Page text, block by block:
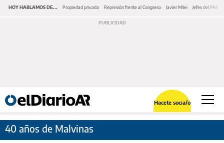
HOY HABLAMOS DE... Propiedad privada Represión frente al Congreso Javier Milei Jefes del PAMI
Hacete socia/o
40 años de Malvinas